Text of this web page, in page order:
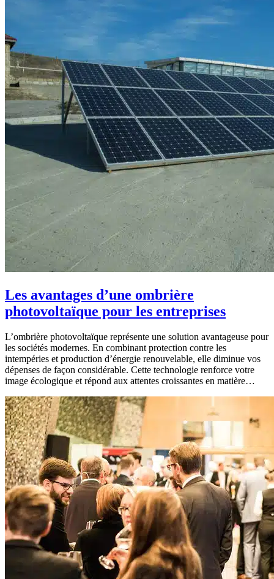
Les avantages d’une ombrière
photovoltaïque pour les entreprises
L’ombrière photovoltaïque représente une solution avantageuse pour
les sociétés modernes. En combinant protection contre les
intempéries et production d’énergie renouvelable, elle diminue vos
dépenses de façon considérable. Cette technologie renforce votre
image écologique et répond aux attentes croissantes en matière…